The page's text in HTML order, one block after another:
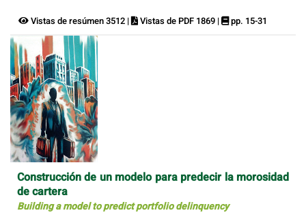
Vistas de resúmen 3512 | Vistas de PDF 1869 | pp. 15-31
Construcción de un modelo para predecir la morosidad
de cartera
Building a model to predict portfolio delinquency